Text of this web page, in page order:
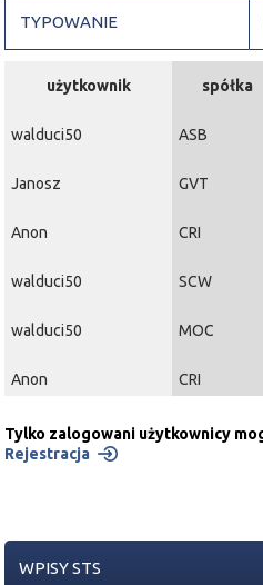
TYPOWANIE
użytkownik spółka
walduci50 ASB
Janosz GVT
Anon CRI
walduci50 SCW
walduci50 MOC
Anon CRI
Tylko zalogowani użytkownicy
Rejestracja
WPISY STS